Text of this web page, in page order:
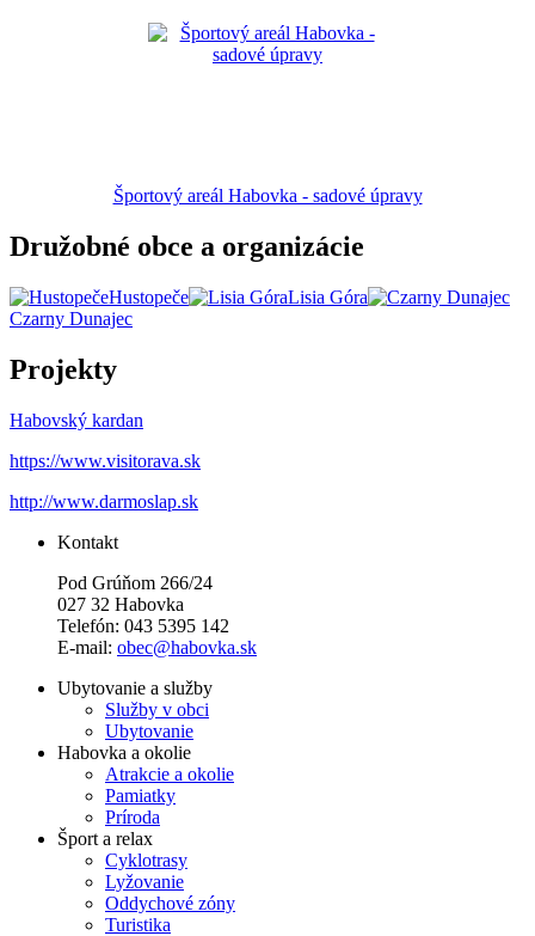
Športový areál Habovka - sadové úpravy
Družobné obce a organizácie
Hustopeče
Lisia Góra
Czarny Dunajec
Projekty
Habovský kardan
https://www.visitorava.sk
http://www.darmoslap.sk
Kontakt
Pod Grúňom 266/24
027 32 Habovka
Telefón: 043 5395 142
E-mail: obec@habovka.sk
Ubytovanie a služby
Služby v obci
Ubytovanie
Habovka a okolie
Atrakcie a okolie
Pamiatky
Príroda
Šport a relax
Cyklotrasy
Lyžovanie
Oddychové zóny
Turistika